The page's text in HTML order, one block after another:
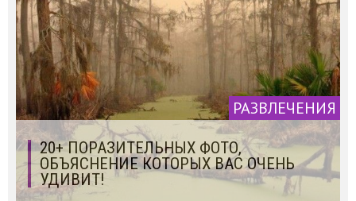
РАЗВЛЕЧЕНИЯ
20+ ПОРАЗИТЕЛЬНЫХ ФОТО,
ОБЪЯСНЕНИЕ КОТОРЫХ ВАС ОЧЕНЬ
УДИВИТ!